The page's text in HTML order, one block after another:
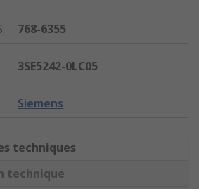
:
768-6355
3SE5242-0LC05
Siemens
techniques
technique